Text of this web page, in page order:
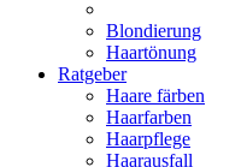
Blondierung
Haartönung
Ratgeber
Haare färben
Haarfarben
Haarpflege
Haarausfall